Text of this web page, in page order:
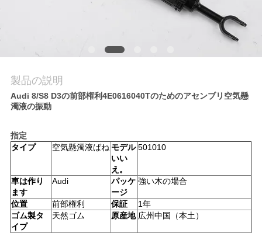
私
達
連
絡
し
さ
い
製品の説明
Audi 8/S8 D3の前部権利4E0616040Tのためのアセンブリ空気懸
濁液の振動
指定
タイプ
空気懸濁液ばね モデル
いい
え。
501010
車は作り
ます
Audi
パッケ
ージ
強い木の場合
位置 前部権利 保証
1年
ゴム製タ
イプ
天然ゴム 原産地 広州中国（本土）